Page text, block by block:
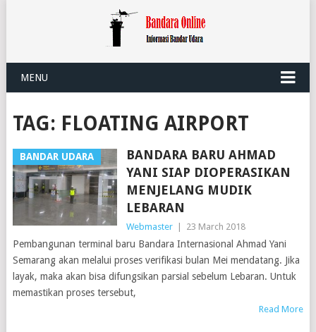
MENU
TAG: FLOATING AIRPORT
BANDAR UDARA
BANDARA BARU AHMAD
YANI SIAP DIOPERASIKAN
MENJELANG MUDIK
LEBARAN
Webmaster 23 March 2018
Pembangunan terminal baru Bandara Internasional Ahmad Yani
Semarang akan melalui proses verifikasi bulan Mei mendatang. Jika
layak, maka akan bisa difungsikan parsial sebelum Lebaran. Untuk
memastikan proses tersebut,
Read More